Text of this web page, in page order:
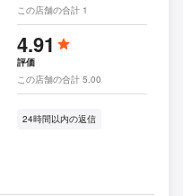
この店舗の合計 1
4.91
評価
この店舗の合計 5.00
24時間以内の返信